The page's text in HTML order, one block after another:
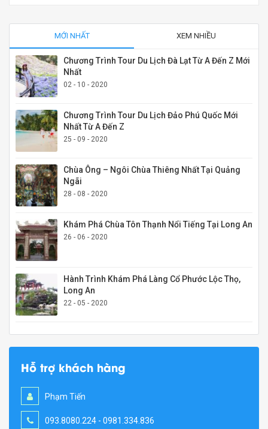
MỚI NHẤT XEM NHIỀU
Chương Trình Tour Du Lịch Đà Lạt Từ A Đến Z Mới
Nhất
02 - 10 - 2020
Chương Trình Tour Du Lịch Đảo Phú Quốc Mới
Nhất Từ A Đến Z
25 - 09 - 2020
Chùa Ông – Ngôi Chùa Thiêng Nhất Tại Quảng
Ngãi
28 - 08 - 2020
Khám Phá Chùa Tôn Thạnh Nổi Tiếng Tại Long An
26 - 06 - 2020
Hành Trình Khám Phá Làng Cổ Phước Lộc Thọ,
Long An
22 - 05 - 2020
Hỗ trợ khách hàng
Phạm Tiến
093.8080.224 - 0981.334.836